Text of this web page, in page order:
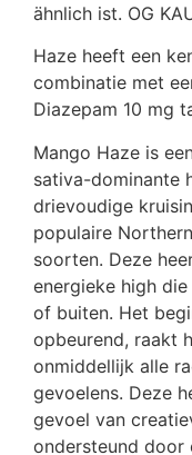
ähnlich ist. OG
Haze heeft een
combinatie met
Diazepam 10 mg
Mango Haze is
sativa-dominante
drievoudige
populaire
soorten. Deze
energieke high
of buiten. Het
opbeurend, raakt
onmiddellijk alle
gevoelens. Deze
gevoel van
ondersteund door